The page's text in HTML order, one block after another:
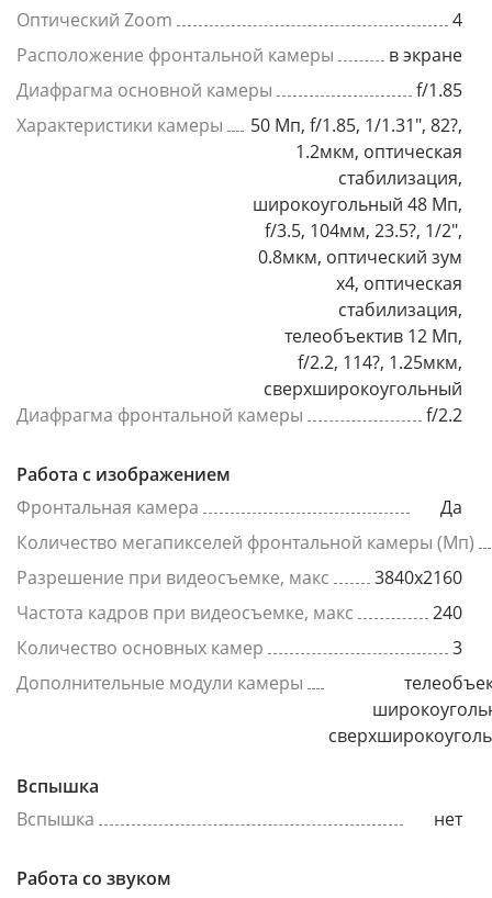
Оптический Zoom
4
Расположение фронтальной камеры
в экране
Диафрагма основной камеры
f/1.85
Характеристики камеры
50 Мп, f/1.85, 1/1.31", 82?,
1.2мкм, оптическая
стабилизация,
широкоугольный 48 Мп,
f/3.5, 104мм, 23.5?, 1/2",
0.8мкм, оптический зум
x4, оптическая
стабилизация,
телеобъектив 12 Мп,
f/2.2, 114?, 1.25мкм,
сверхширокоугольный
Диафрагма фронтальной камеры
f/2.2
Работа с изображением
Фронтальная камера
Да
Количество мегапикселей фронтальной камеры (Мп)
Разрешение при видеосъемке, макс
3840x2160
Частота кадров при видеосъемке, макс
240
Количество основных камер
3
Дополнительные модули камеры
Вспышка
Вспышка
нет
Работа со звуком